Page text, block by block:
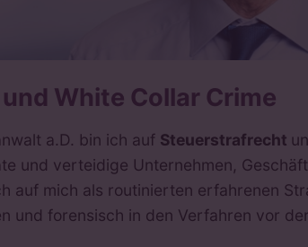
White Collar Crime
a.D. bin ich auf Steuerstrafrecht
und verteidige Unternehmen,
auf mich als routinierten erfahrenen
und forensisch in den Verfahren vor